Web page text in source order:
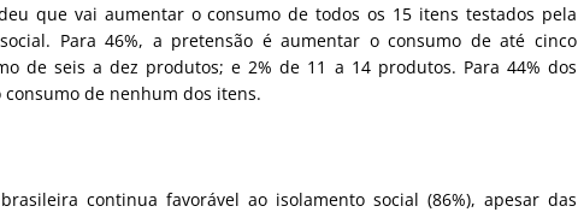
que vai aumentar o consumo de todos os 15 itens testados pela
Para 46%, a pretensão é aumentar o consumo de até cinco
de seis a dez produtos; e 2% de 11 a 14 produtos. Para 44% dos
de nenhum dos itens.
continua favorável ao isolamento social (86%), apesar das